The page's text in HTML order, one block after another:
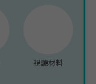
視聽材料